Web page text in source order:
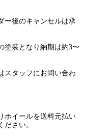
ー後のキャンセルは承
装となり納期は約3〜
タッフにお問い合わ
ホイールを送料元払い
ださい。